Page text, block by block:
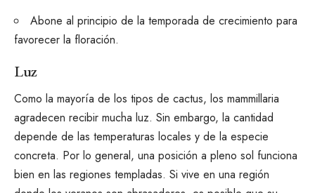
Abone al principio de la temporada de crecimiento para
favorecer la floración.
Luz
Como la mayoría de los tipos de cactus, los mammillaria
agradecen recibir mucha luz. Sin embargo, la cantidad
depende de las temperaturas locales y de la especie
concreta. Por lo general, una posición a pleno sol funciona
bien en las regiones templadas. Si vive en una región